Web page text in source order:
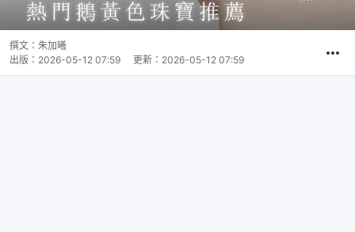
撰文： 朱加曦
出版： 2026-05-12 07:59 更新： 2026-05-12 07:59